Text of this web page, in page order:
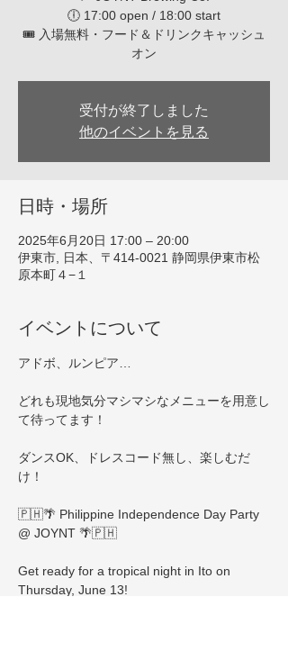
🕕 17:00 open / 18:00 start
🎟 入場無料・フード＆ドリンクキャッシュ
受付が終了しました
他のイベントを見る
日時・場所
2025年6月20日 17:00 – 20:00
伊東市, 日本、〒414-0021 静岡県伊東市松
原本町４−１
イベントについて
アドボ、ルンピア…
どれも現地気分マシマシなメニューを用意し
て待ってます！
ダンスOK、ドレスコード無し、楽しむだ
け！
🇵🇭🌴 Philippine Independence Day Party
@ JOYNT 🌴🇵🇭
Get ready for a tropical night in Ito on
Thursday, June 13!